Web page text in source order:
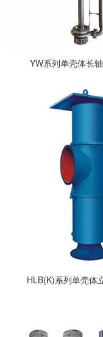
YW系列单壳体长
HLB(K)系列单壳体